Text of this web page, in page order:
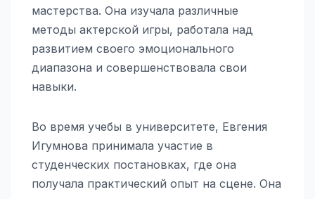
мастерства. Она изучала различные
методы актерской игры, работала над
развитием своего эмоционального
диапазона и совершенствовала свои
навыки.
Во время учебы в университете, Евгения
Игумнова принимала участие в
студенческих постановках, где она
получала практический опыт на сцене. Она